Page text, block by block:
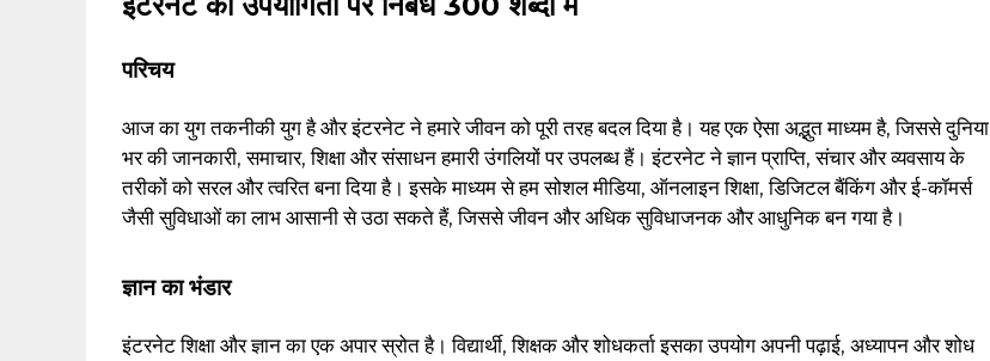
परिचय
आज का युग तकनीकी युग है और इंटरनेट ने हमारे जीवन को पूरी तरह बदल दिया है। यह एक ऐसा अद्भुत माध्यम है, जिससे दुनिया
भर की जानकारी, समाचार, शिक्षा और संसाधन हमारी उंगलियों पर उपलब्ध हैं। इंटरनेट ने ज्ञान प्राप्ति, संचार और व्यवसाय के
तरीकों को सरल और त्वरित बना दिया है। इसके माध्यम से हम सोशल मीडिया, ऑनलाइन शिक्षा, डिजिटल बैंकिंग और ई-कॉमर्स
जैसी सुविधाओं का लाभ आसानी से उठा सकते हैं, जिससे जीवन और अधिक सुविधाजनक और आधुनिक बन गया है।
ज्ञान का भंडार
इंटरनेट शिक्षा और ज्ञान का एक अपार स्रोत है। विद्यार्थी, शिक्षक और शोधकर्ता इसका उपयोग अपनी पढ़ाई, अध्यापन और शोध